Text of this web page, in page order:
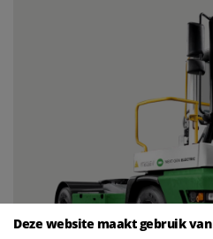
Deze website maakt gebruik